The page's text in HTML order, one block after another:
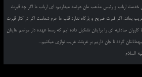
ارباب و رئیس مذهب مان عرضه میداریم، ای ارباب ما اگر چه قبرت
بماند. اگر قبرت ضریح و بارگاه ندارد قلب ما حرم شماست اگر در کنار قبرت
صادقیه ای را برایتان تشکیل داده ایم که رسما عهده دار مراسم هایتان
گردد تا جان داریم بر غربتت غریب نوازی میکنیم...